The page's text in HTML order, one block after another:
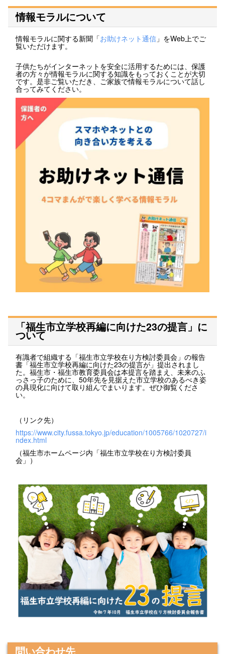
情報モラルについて
情報モラルに関する新聞「お助けネット通信 」をWeb上でご
覧いただけます。
子供たちがインターネットを安全に活用するためには、保護
者の方々が情報モラルに関する知識をもっておくことが大切
です。是非ご覧いただき、ご家族で情報モラルについて話し
合ってみてください。
「福生市立学校再編に向けた23の提言」に
ついて
有識者で組織する「福生市立学校在り方検討委員会」の報告
書「福生市立学校再編に向けた23の提言が」提出されまし
た。福生市・福生市教育委員会は本提言を踏まえ、未来のふ
っさっ子のために、50年先を見据えた市立学校のあるべき姿
の具現化に向けて取り組んでまいります。ぜひ御覧くださ
い。
（リンク先）
https://www.city.fussa.tokyo.jp/education/1005766/1020727/i
ndex.html
（福生市ホームページ内「福生市立学校在り方検討委員
会」）
問い合わせ先